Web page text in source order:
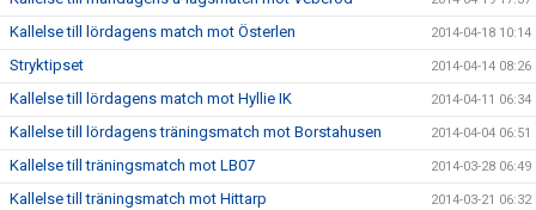
Kallelse till lördagens match mot Österlen 2014-04-18 10:14
Stryktipset 2014-04-14 08:26
Kallelse till lördagens match mot Hyllie IK 2014-04-11 06:34
Kallelse till lördagens träningsmatch mot Borstahusen 2014-04-04 06:51
Kallelse till träningsmatch mot LB07 2014-03-28 06:49
Kallelse till träningsmatch mot Hittarp 2014-03-21 06:32